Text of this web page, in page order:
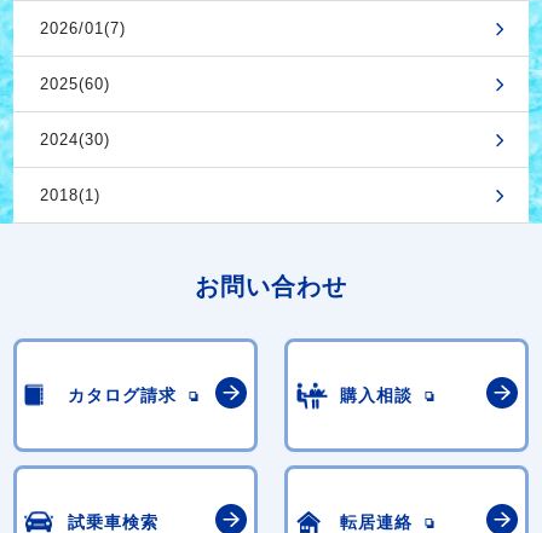
2026/01(7)
2025(60)
2024(30)
2018(1)
お問い合わせ
カタログ請求 購入相談
試乗車検索 転居連絡